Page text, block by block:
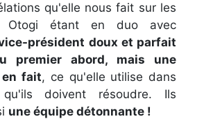
qu'elle nous fait sur les
Otogi étant en duo avec
président doux et parfait
premier abord, mais une
fait, ce qu'elle utilise dans
doivent résoudre. Ils
une équipe détonnante !